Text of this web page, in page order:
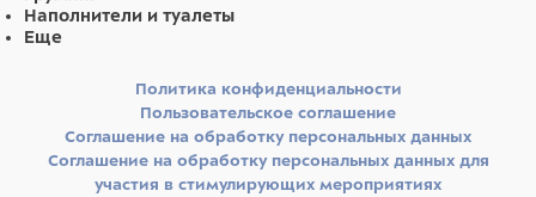
пивные дрожжи, животный жир (куриный жир)*,
рыбий жир (лососевый жир)*, картофельный белок,
вещества, семена подорожника (0,5%), юкка
шидигера, продукты и субпродукты обработки
свежих фруктов и овощей (концентрат сока дыни
(Cucumis melo cantalupensis) источник
супероксиддисмутазы 0,005%), сухой молочный
белок. *Очищенный на 99,6%, консервированный с
Наполнители и туалеты
Еще
Политика конфиденциальности
Пользовательское соглашение
Соглашение на обработку персональных данных
Соглашение на обработку персональных данных для
участия в стимулирующих мероприятиях